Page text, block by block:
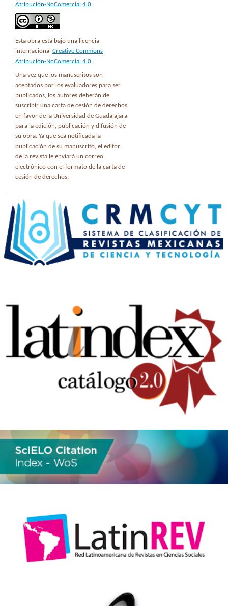
Atribución-NoComercial 4.0.
Esta obra está bajo una licencia
internacional Creative Commons
Atribución-NoComercial 4.0.
Una vez que los manuscritos son
aceptados por los evaluadores para ser
publicados, los autores deberán de
suscribir una carta de cesión de derechos
en favor de la Universidad de Guadalajara
para la edición, publicación y difusión de
su obra. Ya que sea notificada la
publicación de su manuscrito, el editor
de la revista le enviará un correo
electrónico con el formato de la carta de
cesión de derechos.